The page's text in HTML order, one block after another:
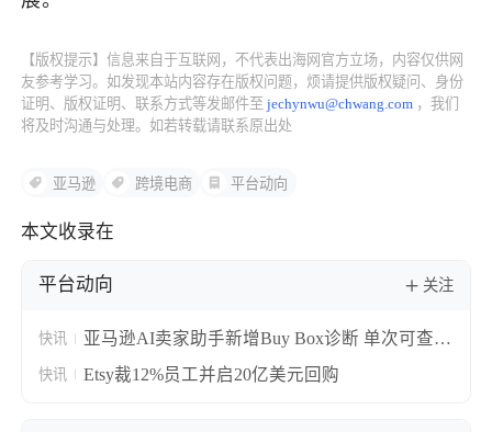
【版权提示】信息来自于互联网，不代表出海网官方立场，内容仅供网
友参考学习。如发现本站内容存在版权问题，烦请提供版权疑问、身份
证明、版权证明、联系方式等发邮件至jechynwu@chwang.com ，我们
将及时沟通与处理。如若转载请联系原出处
亚马逊 跨境电商 平台动向
本文收录在
平台动向 关注
快讯
亚马逊AI卖家助手新增Buy Box诊断 单次可查10
个ASIN失分原因
快讯 Etsy裁12%员工并启20亿美元回购